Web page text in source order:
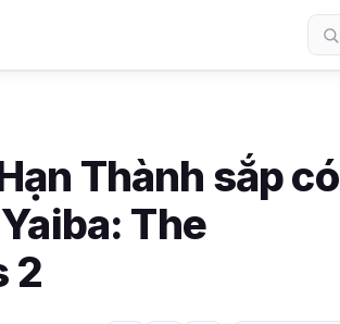
Thành sắp có
The
2